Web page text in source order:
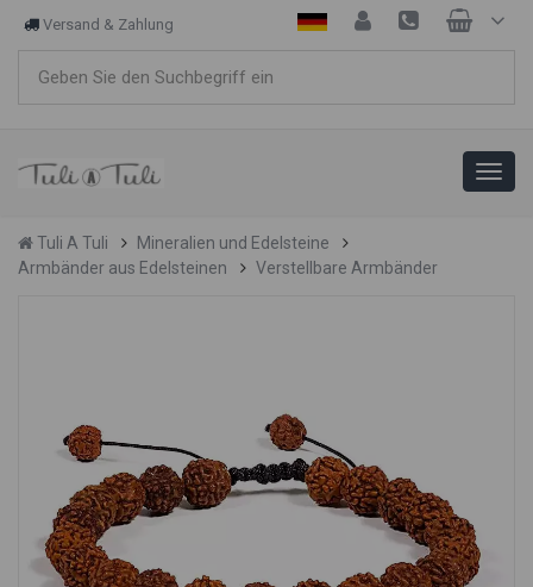
Versand & Zahlung
Tuli A Tuli
Mineralien und Edelsteine
Armbänder aus Edelsteinen
Verstellbare Armbänder